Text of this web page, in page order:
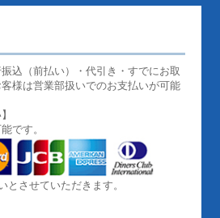
込（前払い）・代引き・すでにお取
様は営業部扱いでのお支払いが可能
です。
させていただきます。